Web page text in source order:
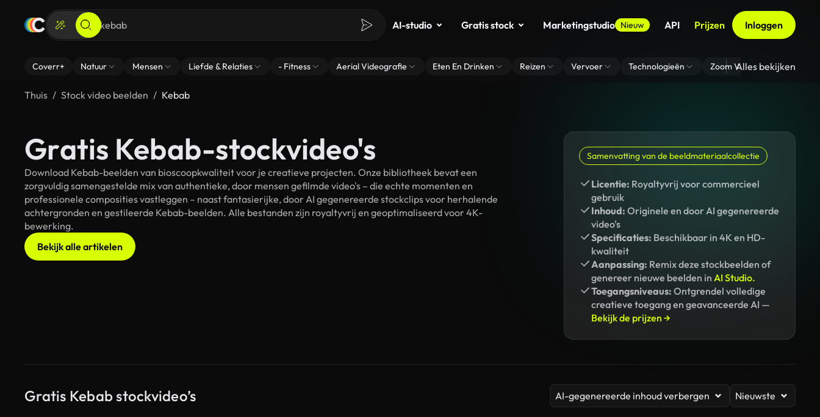
AI-studio Gratis stock Marketingstudio Nieuw API Prijzen Inloggen
Coverr+ Natuur Mensen Liefde & Relaties - Fitness Aerial Videografie Eten En Drinken Reizen Vervoer Technologieën Zoom Virtuele
Alles bekijken
Thuis Stock video beelden Kebab
Gratis Kebab-stockvideo's
Download Kebab-beelden van bioscoopkwaliteit voor je creatieve projecten. Onze bibliotheek bevat een
zorgvuldig samengestelde mix van authentieke, door mensen gefilmde video's – die echte momenten en
professionele composities vastleggen – naast fantasierijke, door AI gegenereerde stockclips voor herhalende
achtergronden en gestileerde Kebab-beelden. Alle bestanden zijn royaltyvrij en geoptimaliseerd voor 4K-
bewerking.
Bekijk alle artikelen
Samenvatting van de beeldmateriaalcollectie
Licentie: Royaltyvrij voor commercieel
gebruik
Inhoud: Originele en door AI gegenereerde
video's
Specificaties: Beschikbaar in 4K en HD-
kwaliteit
Aanpassing: Remix deze stockbeelden of
genereer nieuwe beelden in AI Studio.
Toegangsniveaus: Ontgrendel volledige
creatieve toegang en geavanceerde AI —
Bekijk de prijzen →
Gratis Kebab stockvideo’s AI-gegenereerde inhoud verbergen Nieuwste